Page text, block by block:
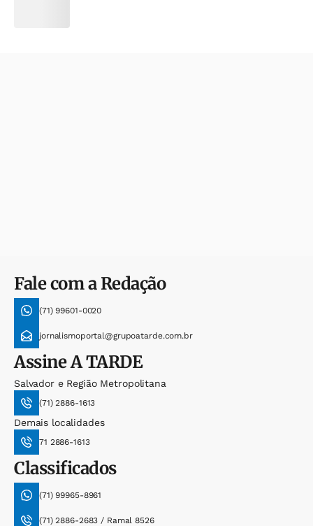
Fale com a Redação
(71) 99601-0020
jornalismoportal@grupoatarde.com.br
AssineA TARDE
Salvador e Região Metropolitana
(71) 2886-1613
Demais localidades
71 2886-1613
Classificados
(71) 99965-8961
(71) 2886-2683 / Ramal 8526